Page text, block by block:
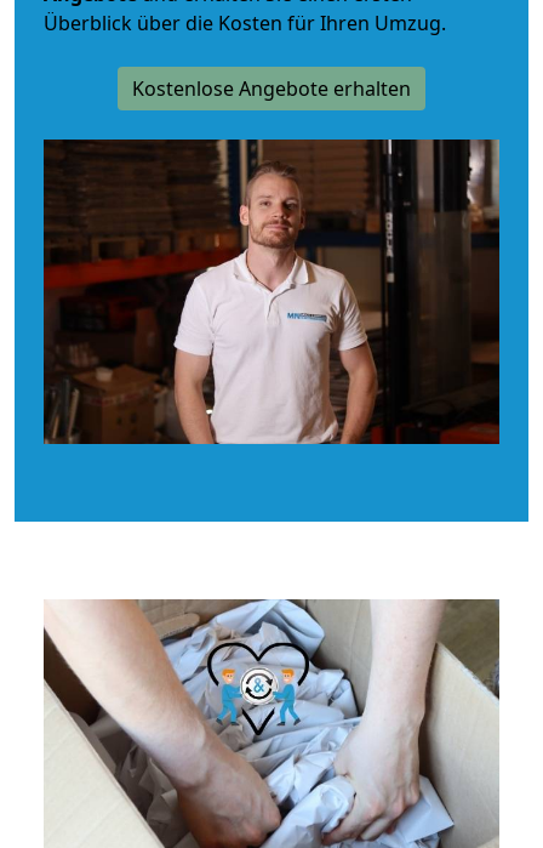
Überblick über die Kosten für Ihren Umzug.
Kostenlose Angebote erhalten